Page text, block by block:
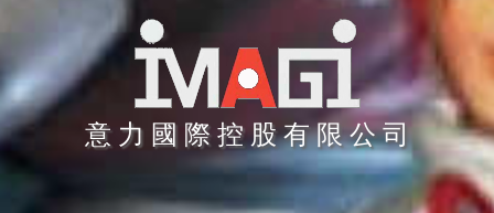
意 力 國 際 控 股 有 限 公 司